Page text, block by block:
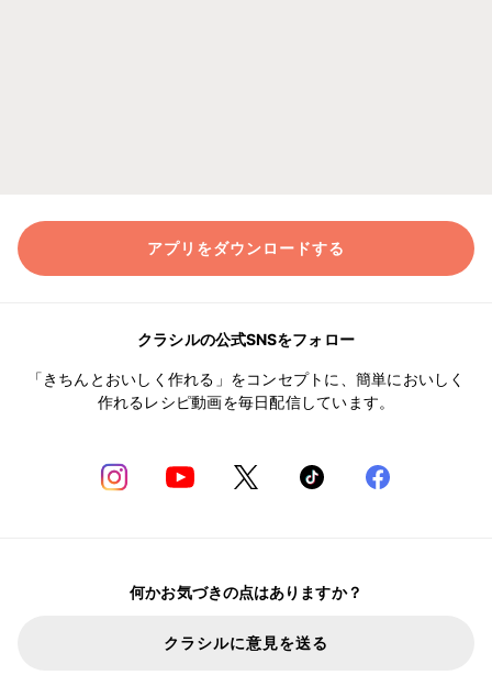
アプリをダウンロードする
クラシルの公式SNSをフォロー
「きちんとおいしく作れる」をコンセプトに、簡単においしく
作れるレシピ動画を毎日配信しています。
何かお気づきの点はありますか？
クラシルに意見を送る